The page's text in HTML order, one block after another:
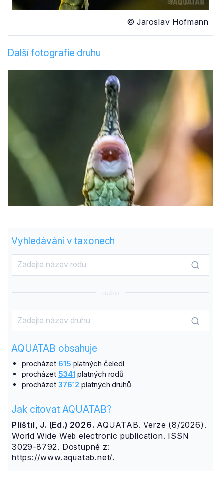
© Jaroslav Hofmann
Další fotografie druhu
Vyhledávání v taxonech
nebo
AQUATAB obsahuje
procházet 615 platných čeledí
procházet 5341 platných rodů
procházet 37612 platných druhů
Jak citovat AQUATAB?
Plíštil, J. (Ed.) 2026. AQUATAB. Verze (8/2026).
World Wide Web electronic publication. ISSN
3029-8792. Dostupné z:
https://www.aquatab.net/.